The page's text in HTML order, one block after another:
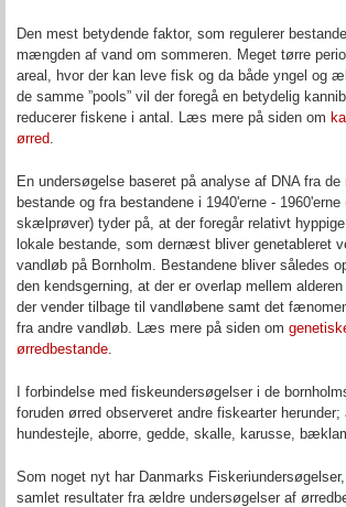
Den mest betydende faktor, som regulerer
mængden af vand om sommeren. Meget tørre
areal, hvor der kan leve fisk og da både yngel og
de samme ”pools” vil der foregå en betydelig
reducerer fiskene i antal. Læs mere på siden om
ørred.
En undersøgelse baseret på analyse af DNA fra
bestande og fra bestandene i 1940'erne - 1960'erne
skælprøver) tyder på, at der foregår relativt
lokale bestande, som dernæst bliver genetableret
vandløb på Bornholm. Bestandene bliver således
den kendsgerning, at der er overlap mellem
der vender tilbage til vandløbene samt det
fra andre vandløb. Læs mere på siden om
ørredbestande.
I forbindelse med fiskeundersøgelser i de
foruden ørred observeret andre fiskearter
hundestejle, aborre, gedde, skalle, karusse,
Som noget nyt har Danmarks
samlet resultater fra ældre undersøgelser af